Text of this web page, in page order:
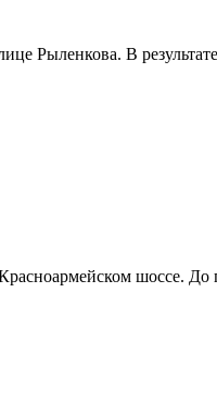
Рыленкова. В
Красноармейском шоссе.